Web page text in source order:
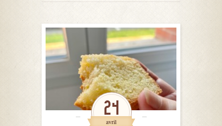
24
avril